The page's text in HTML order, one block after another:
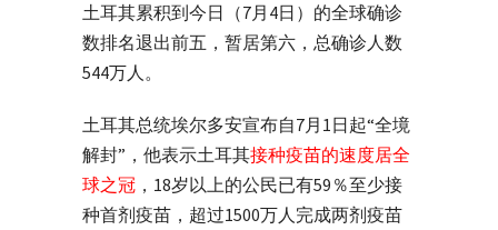
土耳其累积到今日（7月4日）的全球确诊
数排名退出前五，暂居第六，总确诊人数
544万人。
土耳其总统埃尔多安宣布自7月1日起“全境
解封”，他表示土耳其接种疫苗的速度居全
球之冠 ，18岁以上的公民已有59％至少接
种首剂疫苗，超过1500万人完成两剂疫苗